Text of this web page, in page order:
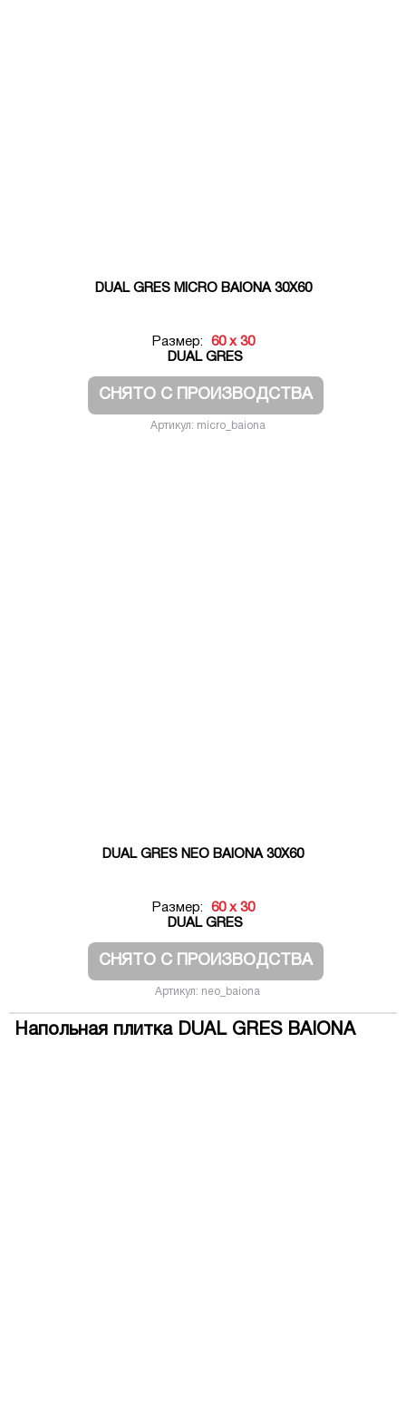
DUAL GRES MICRO BAIONA 30X60
Размер:
60 x 30
DUAL GRES
СНЯТО С ПРОИЗВОДСТВА
Артикул: micro_baiona
DUAL GRES NEO BAIONA 30X60
Размер:
60 x 30
DUAL GRES
СНЯТО С ПРОИЗВОДСТВА
Артикул: neo_baiona
Напольная плитка DUAL GRES BAIONA